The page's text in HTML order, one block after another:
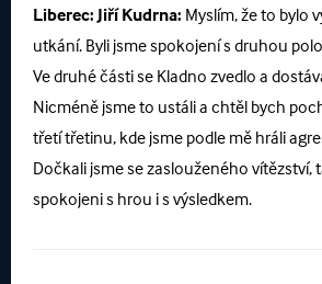
Liberec: Jiří Kudrna: Myslím, že to bylo
utkání. Byli jsme spokojení s druhou
Ve druhé části se Kladno zvedlo a
Nicméně jsme to ustáli a chtěl bych
třetí třetinu, kde jsme podle mě hráli
Dočkali jsme se zaslouženého vítězství,
spokojeni s hrou i s výsledkem.